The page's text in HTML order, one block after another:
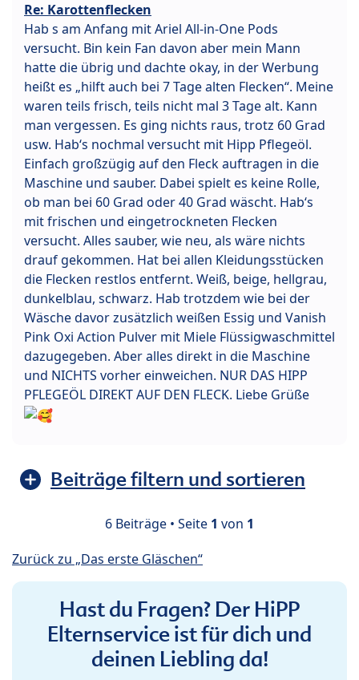
Re: Karottenflecken
Hab s am Anfang mit Ariel All-in-One Pods
versucht. Bin kein Fan davon aber mein Mann
hatte die übrig und dachte okay, in der Werbung
heißt es „hilft auch bei 7 Tage alten Flecken“. Meine
waren teils frisch, teils nicht mal 3 Tage alt. Kann
man vergessen. Es ging nichts raus, trotz 60 Grad
usw. Hab‘s nochmal versucht mit Hipp Pflegeöl.
Einfach großzügig auf den Fleck auftragen in die
Maschine und sauber. Dabei spielt es keine Rolle,
ob man bei 60 Grad oder 40 Grad wäscht. Hab‘s
mit frischen und eingetrockneten Flecken
versucht. Alles sauber, wie neu, als wäre nichts
drauf gekommen. Hat bei allen Kleidungsstücken
die Flecken restlos entfernt. Weiß, beige, hellgrau,
dunkelblau, schwarz. Hab trotzdem wie bei der
Wäsche davor zusätzlich weißen Essig und Vanish
Pink Oxi Action Pulver mit Miele Flüssigwaschmittel
dazugegeben. Aber alles direkt in die Maschine
und NICHTS vorher einweichen. NUR DAS HIPP
PFLEGEÖL DIREKT AUF DEN FLECK. Liebe Grüße
Beiträge filtern und sortieren
6 Beiträge • Seite 1 von 1
Zurück zu „Das erste Gläschen“
Hast du Fragen? Der HiPP
Elternservice ist für dich und
deinen Liebling da!